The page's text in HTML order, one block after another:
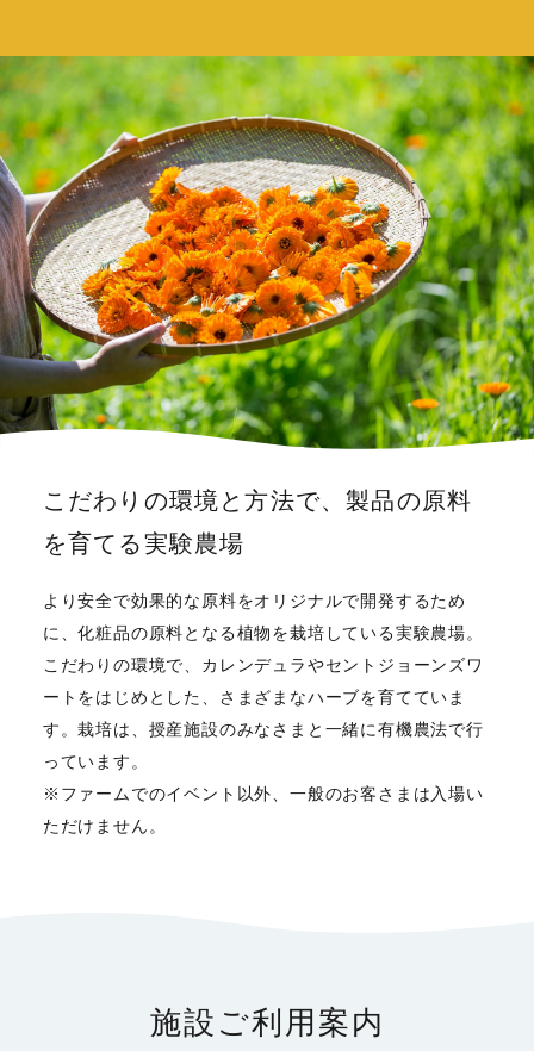
こだわりの環境と方法で、製品の原料
を育てる実験農場
より安全で効果的な原料をオリジナルで開発するため
に、化粧品の原料となる植物を栽培している実験農場。
こだわりの環境で、カレンデュラやセントジョーンズワ
ートをはじめとした、さまざまなハーブを育てていま
す。栽培は、授産施設のみなさまと一緒に有機農法で行
っています。
※ファームでのイベント以外、一般のお客さまは入場い
ただけません。
施設ご利用案内